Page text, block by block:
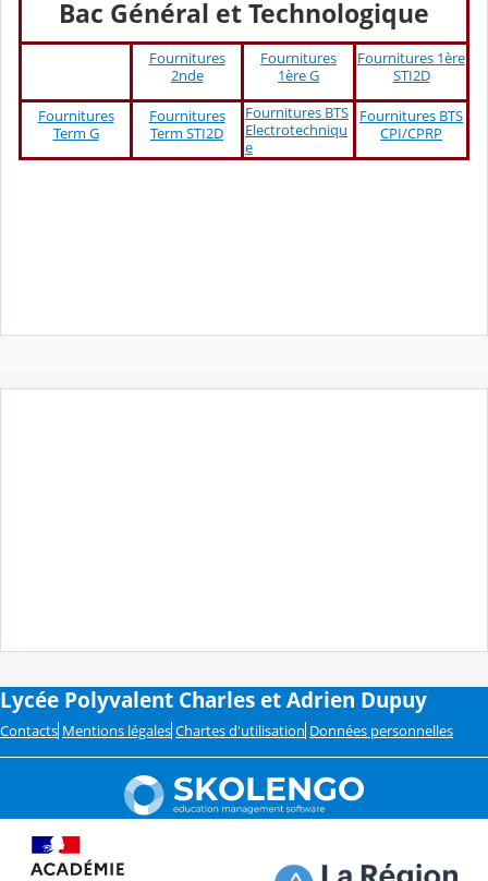
Bac Général et Technologique
Fournitures
2nde
Fournitures
1ère G
Fournitures 1ère
STI2D
Fournitures
Term G
Fournitures
Term STI2D
Fournitures BTS
Electrotechniqu
e
Fournitures BTS
CPI/CPRP
Lycée Polyvalent Charles et Adrien Dupuy
Contacts Mentions légales Chartes d'utilisation Données personnelles